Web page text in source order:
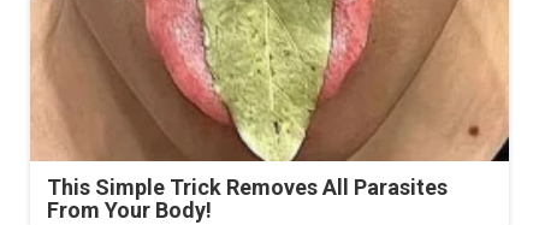
This Simple Trick Removes All Parasites
From Your Body!